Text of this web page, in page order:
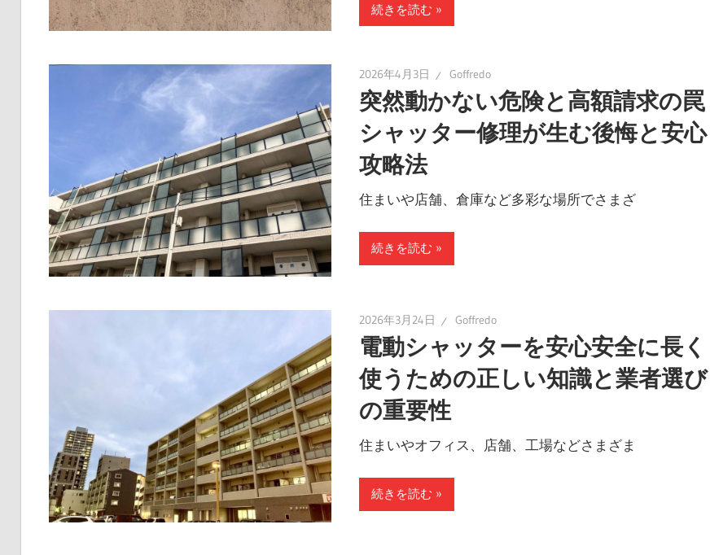
続きを読む
2026年4月3日 Goffredo
突然動かない危険と高額請求の罠
シャッター修理が生む後悔と安心
攻略法
住まいや店舗、倉庫など多彩な場所でさまざ
続きを読む
2026年3月24日 Goffredo
電動シャッターを安心安全に長く
使うための正しい知識と業者選び
の重要性
住まいやオフィス、店舗、工場などさまざま
続きを読む